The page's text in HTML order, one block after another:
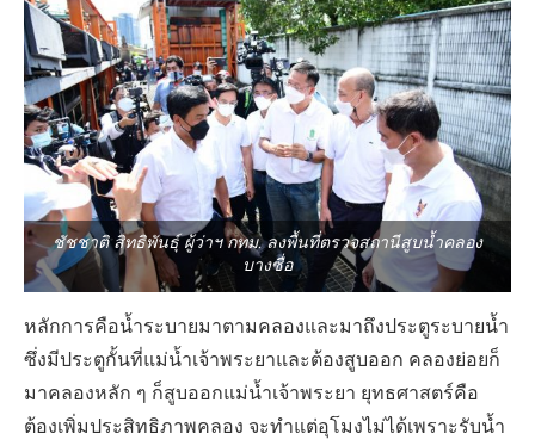
ชัชชาติ สิทธิพันธุ์ ผู้ว่าฯ กทม. ลงพื้นที่ตรวจสถานีสูบน้ำคลอง
บางซื่อ
หลักการคือน้ำระบายมาตามคลองและมาถึงประตูระบายน้ำ
ซึ่งมีประตูกั้นที่แม่น้ำเจ้าพระยาและต้องสูบออก คลองย่อยก็
มาคลองหลัก ๆ ก็สูบออกแม่น้ำเจ้าพระยา ยุทธศาสตร์คือ
ต้องเพิ่มประสิทธิภาพคลอง จะทำแต่อุโมงไม่ได้เพราะรับน้ำ